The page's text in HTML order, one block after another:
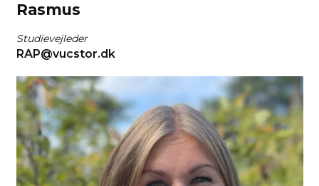
Ras­mus
Studievejleder
RAP@vucstor.dk